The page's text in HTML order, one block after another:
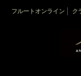
フルートオンライン ク